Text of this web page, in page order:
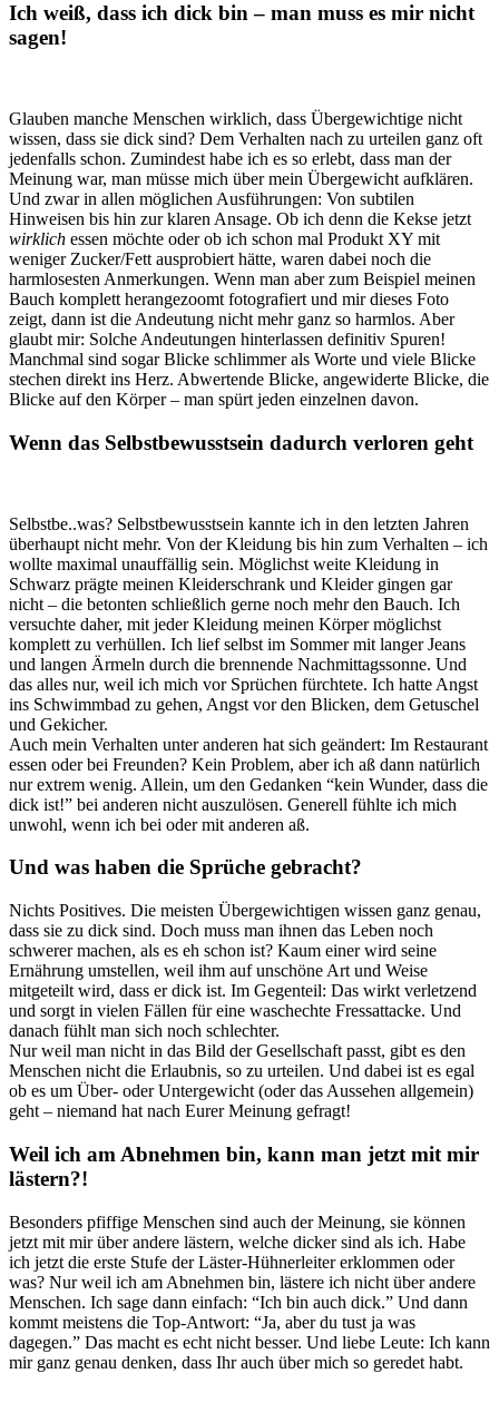
Ich weiß, dass ich dick bin – man muss es mir nicht
sagen!
Glauben manche Menschen wirklich, dass Übergewichtige nicht
wissen, dass sie dick sind? Dem Verhalten nach zu urteilen ganz oft
jedenfalls schon. Zumindest habe ich es so erlebt, dass man der
Meinung war, man müsse mich über mein Übergewicht aufklären.
Und zwar in allen möglichen Ausführungen: Von subtilen
Hinweisen bis hin zur klaren Ansage. Ob ich denn die Kekse jetzt
wirklich essen möchte oder ob ich schon mal Produkt XY mit
weniger Zucker/Fett ausprobiert hätte, waren dabei noch die
harmlosesten Anmerkungen. Wenn man aber zum Beispiel meinen
Bauch komplett herangezoomt fotografiert und mir dieses Foto
zeigt, dann ist die Andeutung nicht mehr ganz so harmlos. Aber
glaubt mir: Solche Andeutungen hinterlassen definitiv Spuren!
Manchmal sind sogar Blicke schlimmer als Worte und viele Blicke
stechen direkt ins Herz. Abwertende Blicke, angewiderte Blicke, die
Blicke auf den Körper – man spürt jeden einzelnen davon.
Wenn das Selbstbewusstsein dadurch verloren geht
Selbstbe..was? Selbstbewusstsein kannte ich in den letzten Jahren
überhaupt nicht mehr. Von der Kleidung bis hin zum Verhalten – ich
wollte maximal unauffällig sein. Möglichst weite Kleidung in
Schwarz prägte meinen Kleiderschrank und Kleider gingen gar
nicht – die betonten schließlich gerne noch mehr den Bauch. Ich
versuchte daher, mit jeder Kleidung meinen Körper möglichst
komplett zu verhüllen. Ich lief selbst im Sommer mit langer Jeans
und langen Ärmeln durch die brennende Nachmittagssonne. Und
das alles nur, weil ich mich vor Sprüchen fürchtete. Ich hatte Angst
ins Schwimmbad zu gehen, Angst vor den Blicken, dem Getuschel
und Gekicher.
Auch mein Verhalten unter anderen hat sich geändert: Im Restaurant
essen oder bei Freunden? Kein Problem, aber ich aß dann natürlich
nur extrem wenig. Allein, um den Gedanken “kein Wunder, dass die
dick ist!” bei anderen nicht auszulösen. Generell fühlte ich mich
unwohl, wenn ich bei oder mit anderen aß.
Und was haben die Sprüche gebracht?
Nichts Positives. Die meisten Übergewichtigen wissen ganz genau,
dass sie zu dick sind. Doch muss man ihnen das Leben noch
schwerer machen, als es eh schon ist? Kaum einer wird seine
Ernährung umstellen, weil ihm auf unschöne Art und Weise
mitgeteilt wird, dass er dick ist. Im Gegenteil: Das wirkt verletzend
und sorgt in vielen Fällen für eine waschechte Fressattacke. Und
danach fühlt man sich noch schlechter.
Nur weil man nicht in das Bild der Gesellschaft passt, gibt es den
Menschen nicht die Erlaubnis, so zu urteilen. Und dabei ist es egal
ob es um Über- oder Untergewicht (oder das Aussehen allgemein)
geht – niemand hat nach Eurer Meinung gefragt!
Weil ich am Abnehmen bin, kann man jetzt mit mir
lästern?!
Besonders pfiffige Menschen sind auch der Meinung, sie können
jetzt mit mir über andere lästern, welche dicker sind als ich. Habe
ich jetzt die erste Stufe der Läster-Hühnerleiter erklommen oder
was? Nur weil ich am Abnehmen bin, lästere ich nicht über andere
Menschen. Ich sage dann einfach: “Ich bin auch dick.” Und dann
kommt meistens die Top-Antwort: “Ja, aber du tust ja was
dagegen.” Das macht es echt nicht besser. Und liebe Leute: Ich kann
mir ganz genau denken, dass Ihr auch über mich so geredet habt.